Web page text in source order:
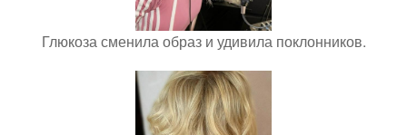
Глюкоза сменила образ и удивила поклонников.